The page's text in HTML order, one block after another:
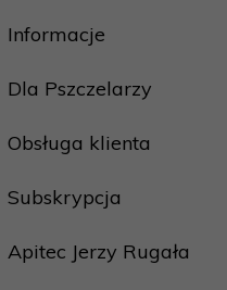
Informacje
Dla Pszczelarzy
Obsługa klienta
Subskrypcja
Apitec Jerzy Rugała